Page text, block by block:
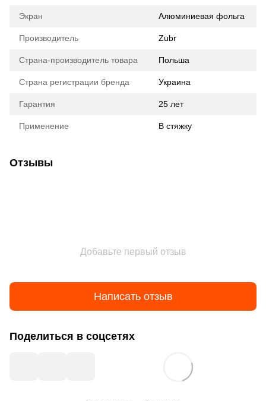
Экран Алюминиевая фольга
Производитель Zubr
Страна-производитель товара Польша
Страна регистрации бренда Украина
Гарантия 25 лет
Применение В стяжку
Отзывы
Добавьте первый отзыв
Написать отзыв
Поделиться в соцсетях